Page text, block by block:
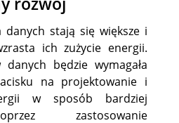
stają się większe i
ich zużycie energii.
danych będzie wymagała
na projektowanie i
w sposób bardziej
zastosowanie